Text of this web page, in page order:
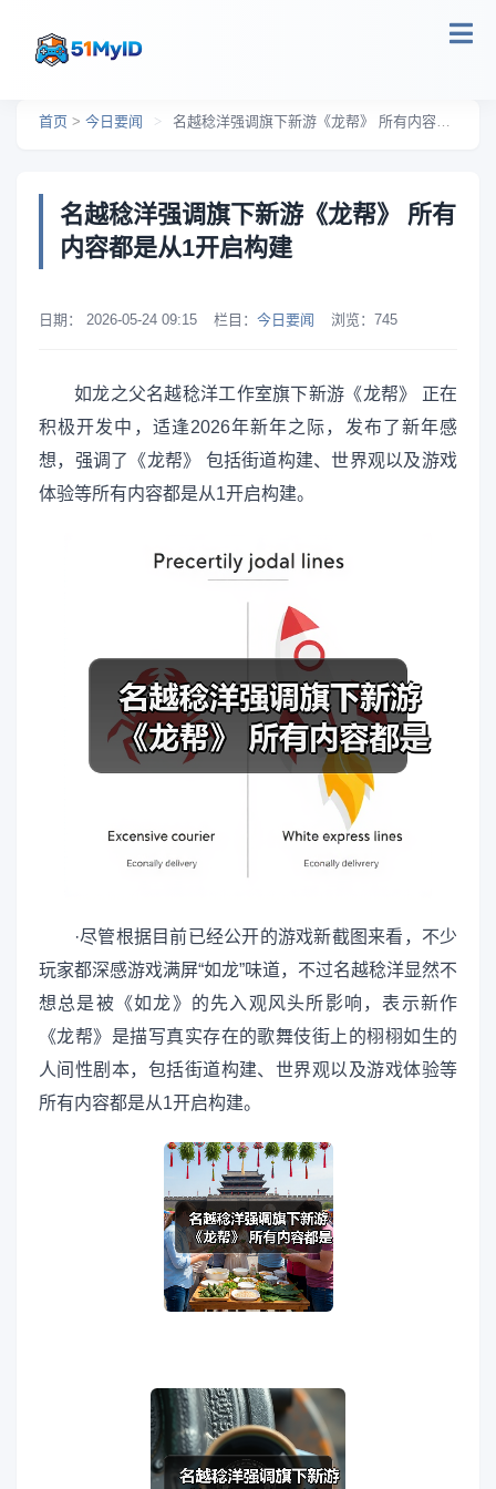
首页 > 今日要闻 > 名越稔洋强调旗下新游《龙帮》 所有内容都是从1开启构建
名越稔洋强调旗下新游《龙帮》 所有
内容都是从1开启构建
日期： 2026-05-24 09:15 栏目： 今日要闻 浏览： 745
如龙之父名越稔洋工作室旗下新游《龙帮》 正在
积极开发中，适逢2026年新年之际，发布了新年感
想，强调了《龙帮》 包括街道构建、世界观以及游戏
体验等所有内容都是从1开启构建。
·尽管根据目前已经公开的游戏新截图来看，不少
玩家都深感游戏满屏“如龙”味道，不过名越稔洋显然不
想总是被《如龙》的先入观风头所影响，表示新作
《龙帮》是描写真实存在的歌舞伎街上的栩栩如生的
人间性剧本，包括街道构建、世界观以及游戏体验等
所有内容都是从1开启构建。